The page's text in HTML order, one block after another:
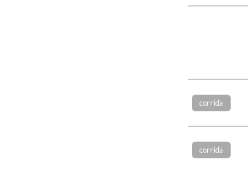
corrida
corrida